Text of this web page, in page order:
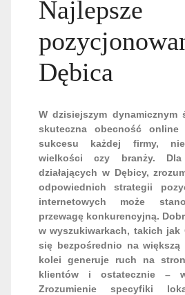
Najlepsze
Dębica
W dzisiejszym dynamicznym
skuteczna obecność
sukcesu każdej firmy,
wielkości czy branży. Dla
działających w Dębicy,
odpowiednich strategii
internetowych może
przewagę konkurencyjną.
w wyszukiwarkach, takich jak
się bezpośrednio na
kolei generuje ruch na
klientów i ostatecznie –
Zrozumienie specyfiki